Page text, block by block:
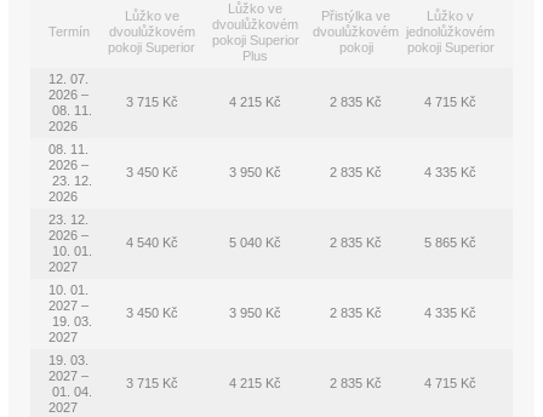
Termín
Lůžko ve
dvoulůžkovém
pokoji Superior
Lůžko ve
dvoulůžkovém
pokoji Superior
Plus
Přistýlka ve
dvoulůžkovém
pokoji
Lůžko v
jednolůžkovém
pokoji Superior
12. 07.
2026 –
08. 11.
2026
3 715 Kč 4 215 Kč 2 835 Kč 4 715 Kč
08. 11.
2026 –
23. 12.
2026
3 450 Kč 3 950 Kč 2 835 Kč 4 335 Kč
23. 12.
2026 –
10. 01.
2027
4 540 Kč 5 040 Kč 2 835 Kč 5 865 Kč
10. 01.
2027 –
19. 03.
2027
3 450 Kč 3 950 Kč 2 835 Kč 4 335 Kč
19. 03.
2027 –
01. 04.
2027
3 715 Kč 4 215 Kč 2 835 Kč 4 715 Kč